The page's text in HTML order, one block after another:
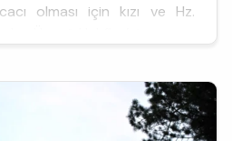
olması için kızı ve Hz.